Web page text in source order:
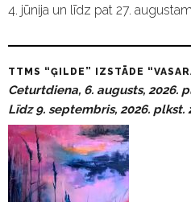
4. jūnija un līdz pat 27.
TTMS “ĢILDE” IZSTĀDE
Ceturtdiena, 6. augusts, 2026.
Līdz 9. septembris, 2026. plkst.